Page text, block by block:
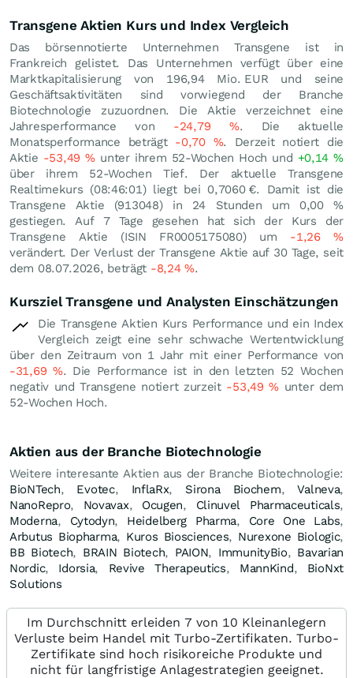
Transgene Aktien Kurs und Index Vergleich
Das börsennotierte Unternehmen Transgene ist in
Frankreich gelistet. Das Unternehmen verfügt über eine
Marktkapitalisierung von 196,94 Mio. EUR und seine
Geschäftsaktivitäten sind vorwiegend der Branche
Biotechnologie zuzuordnen. Die Aktie verzeichnet eine
Jahresperformance von -24,79 %. Die aktuelle
Monatsperformance beträgt -0,70 %. Derzeit notiert die
Aktie -53,49%unter ihrem 52-Wochen Hoch und +0,14%
über ihrem 52-Wochen Tief. Der aktuelle Transgene
Realtimekurs (08:46:01) liegt bei 0,7060 €. Damit ist die
Transgene Aktie (913048) in 24 Stunden um 0,00%
gestiegen. Auf 7 Tage gesehen hat sich der Kurs der
Transgene Aktie (ISIN FR0005175080) um -1,26%
verändert. Der Verlust der Transgene Aktie auf 30 Tage, seit
dem 08.07.2026, beträgt -8,24%.
Kursziel Transgene und Analysten Einschätzungen
Die Transgene Aktien Kurs Performance und ein Index
Vergleich zeigt eine sehr schwache Wertentwicklung
über den Zeitraum von 1 Jahr mit einer Performance von
-31,69 %. Die Performance ist in den letzten 52 Wochen
negativ und Transgene notiert zurzeit -53,49% unter dem
52-Wochen Hoch.
Aktien aus der Branche Biotechnologie
Weitere interesante Aktien aus der Branche Biotechnologie:
BioNTech, Evotec, InflaRx, Sirona Biochem,Valneva,
NanoRepro, Novavax, Ocugen, Clinuvel Pharmaceuticals,
Moderna, Cytodyn, Heidelberg Pharma, Core One Labs,
Arbutus Biopharma, Kuros Biosciences, Nurexone Biologic,
BB Biotech, BRAIN Biotech, PAION, ImmunityBio, Bavarian
Nordic, Idorsia, Revive Therapeutics, MannKind, BioNxt
Solutions
Im Durchschnitt erleiden 7 von 10 Kleinanlegern
Verluste beim Handel mit Turbo-Zertifikaten. Turbo-
Zertifikate sind hoch risikoreiche Produkte und
nicht für langfristige Anlagestrategien geeignet.